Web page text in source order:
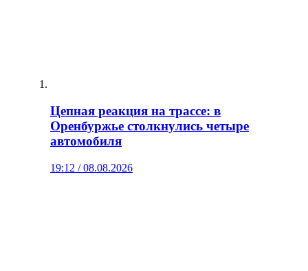
Цепная реакция на трассе: в
Оренбуржье столкнулись четыре
автомобиля
19:12 / 08.08.2026